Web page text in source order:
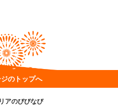
のトップへ
アのびびなび